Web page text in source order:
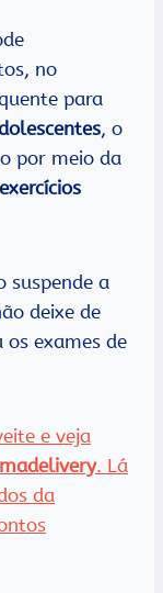
no
para
, o
por meio da
suspende a
deixe de
exames de
e veja
. Lá
da